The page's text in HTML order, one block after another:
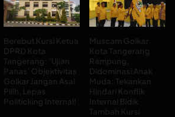
Berebut Kursi Ketua
DPRD Kota
Tangerang: ‘Ujian
Panas’ Objektivitas
Golkar Jangan Asal
Pilih, Lepas
Politicking Internal!
Muscam Golkar
Kota Tangerang
Rampung,
Didominasi Anak
Muda: Tekankan
Hindari Konflik
Internal Bidik
Tambah Kursi